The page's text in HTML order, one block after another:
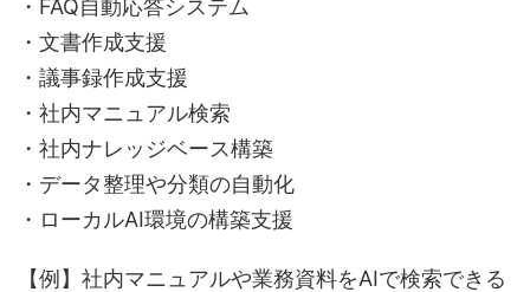
・FAQ自動応答システム
・文書作成支援
・議事録作成支援
・社内マニュアル検索
・社内ナレッジベース構築
・データ整理や分類の自動化
・ローカルAI環境の構築支援
【例】社内マニュアルや業務資料をAIで検索できる